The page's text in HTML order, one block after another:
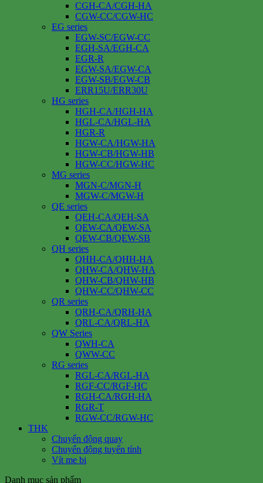
CGH-CA/CGH-HA
CGW-CC/CGW-HC
EG series
EGW-SC/EGW-CC
EGH-SA/EGH-CA
EGR-R
EGW-SA/EGW-CA
EGW-SB/EGW-CB
ERR15U/ERR30U
HG series
HGH-CA/HGH-HA
HGL-CA/HGL-HA
HGR-R
HGW-CA/HGW-HA
HGW-CB/HGW-HB
HGW-CC/HGW-HC
MG series
MGN-C/MGN-H
MGW-C/MGW-H
QE series
QEH-CA/QEH-SA
QEW-CA/QEW-SA
QEW-CB/QEW-SB
QH series
QHH-CA/QHH-HA
QHW-CA/QHW-HA
QHW-CB/QHW-HB
QHW-CC/QHW-CC
QR series
QRH-CA/QRH-HA
QRL-CA/QRL-HA
QW Series
QWH-CA
QWW-CC
RG series
RGL-CA/RGL-HA
RGF-CC/RGF-HC
RGH-CA/RGH-HA
RGR-T
RGW-CC/RGW-HC
THK
Chuyển động quay
Chuyển động tuyến tính
Vít me bi
Danh mục sản phẩm